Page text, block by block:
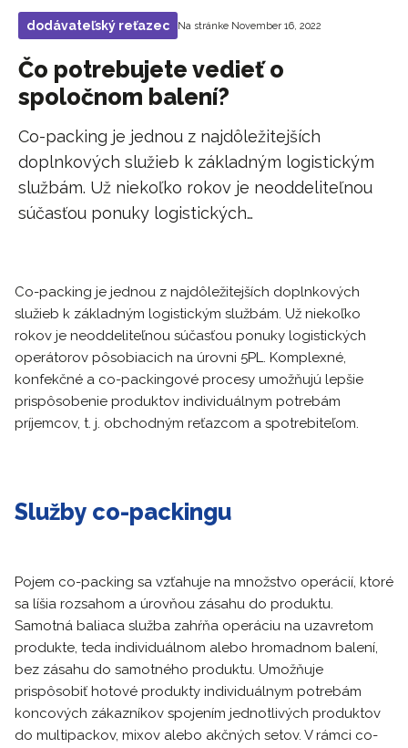
dodávateľský reťazec Na stránke November 16, 2022
Čo potrebujete vedieť o
spoločnom balení?
Co-packing je jednou z najdôležitejších
doplnkových služieb k základným logistickým
službám. Už niekoľko rokov je neoddeliteľnou
súčasťou ponuky logistických…
Co-packing je jednou z najdôležitejších doplnkových
služieb k základným logistickým službám. Už niekoľko
rokov je neoddeliteľnou súčasťou ponuky logistických
operátorov pôsobiacich na úrovni 5PL. Komplexné,
konfekčné a co-packingové procesy umožňujú lepšie
prispôsobenie produktov individuálnym potrebám
príjemcov, t. j. obchodným reťazcom a spotrebiteľom.
Služby co-packingu
Pojem co-packing sa vzťahuje na množstvo operácií, ktoré
sa líšia rozsahom a úrovňou zásahu do produktu.
Samotná baliaca služba zahŕňa operáciu na uzavretom
produkte, teda individuálnom alebo hromadnom balení,
bez zásahu do samotného produktu. Umožňuje
prispôsobiť hotové produkty individuálnym potrebám
koncových zákazníkov spojením jednotlivých produktov
do multipackov, mixov alebo akčných setov. V rámci co-